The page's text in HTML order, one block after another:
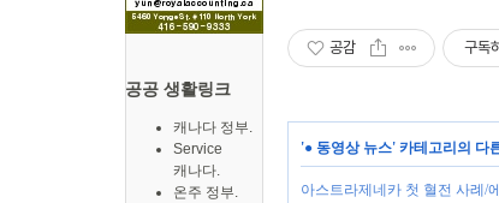
공공 생활링크
캐나다 정부.
Service
캐나다.
온주 정부.
공감 구독
'● 동영상 뉴스' 카테고리의 다
아스트라제네카 첫 혈전 사례/